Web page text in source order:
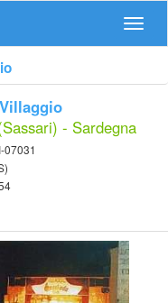
- Sardegna
07031